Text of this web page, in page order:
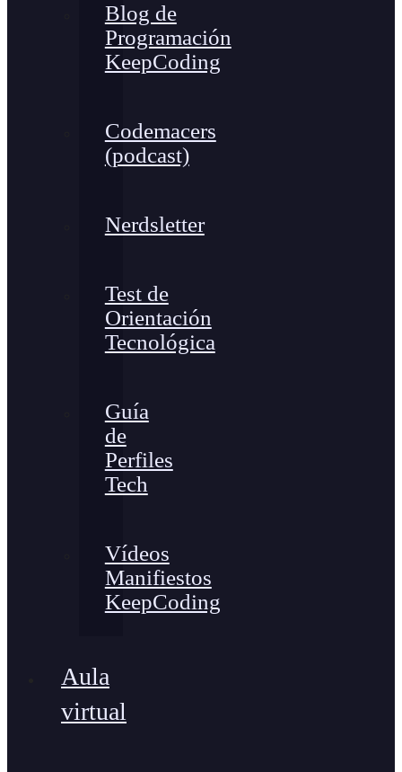
Blog de
Programación
KeepCoding
Codemacers
(podcast)
Nerdsletter
Test de
Orientación
Tecnológica
Guía
de
Perfiles
Tech
Vídeos
Manifiestos
KeepCoding
Aula
virtual